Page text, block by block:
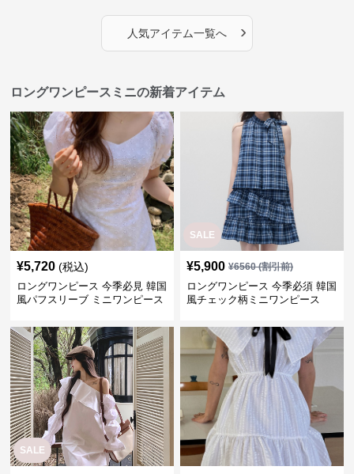
人気アイテム一覧へ ›
ロングワンピースミニの新着アイテム
¥5,720 (税込)
ロングワンピース 今季必見 韓国
風パフスリーブ ミニワンピース
SALE
¥5,900 ¥6560(割引前)
ロングワンピース 今季必須 韓国
風チェック柄ミニワンピース
SALE